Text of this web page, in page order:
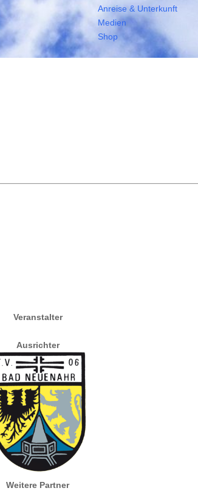
Anreise & Unterkunft
Medien
Shop
Veranstalter
Ausrichter
Weitere Partner